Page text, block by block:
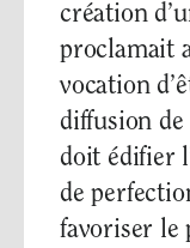
création
proclamait
vocation
diffusion de
doit édifier
de
favoriser le